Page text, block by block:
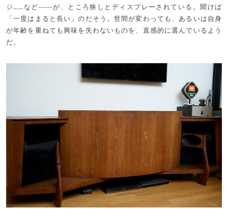
ジ……など――が、ところ狭しとディスプレーされている。聞けば
「一度はまると長い」のだそう。世間が変わっても、あるいは自身
が年齢を重ねても興味を失わないものを、直感的に選んでいるよう
だ。